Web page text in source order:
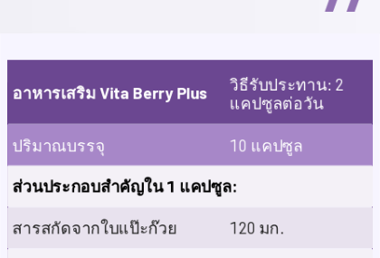
อาหารเสริม Vita Berry Plus
วิธีรับประทาน: 2
แคปซูลต่อวัน
ปริมาณบรรจุ 10 แคปซูล
ส่วนประกอบสำคัญใน 1 แคปซูล:
สารสกัดจากใบแป๊ะก๊วย 120 มก.